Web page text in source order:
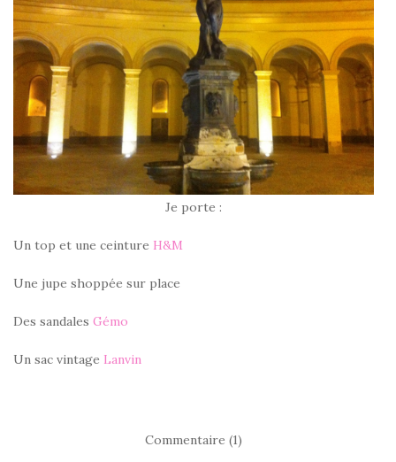
Je porte :
Un top et une ceinture H&M
Une jupe shoppée sur place
Des sandales Gémo
Un sac vintage Lanvin
Commentaire (1)